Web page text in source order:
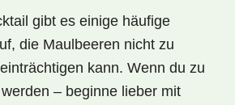
gibt es einige häufige
die Maulbeeren nicht zu
kann. Wenn du zu
– beginne lieber mit